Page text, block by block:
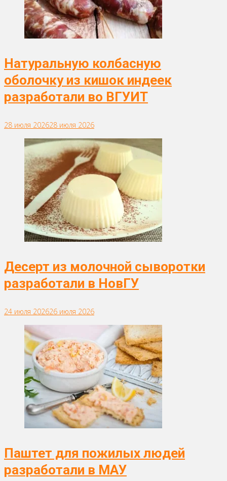
Натуральную колбасную
оболочку из кишок индеек
разработали во ВГУИТ
28 июля 202628 июля 2026
Десерт из молочной сыворотки
разработали в НовГУ
24 июля 202626 июля 2026
Паштет для пожилых людей
разработали в МАУ